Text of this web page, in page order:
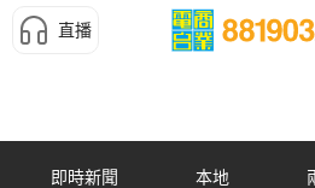
直播
即時新聞 本地